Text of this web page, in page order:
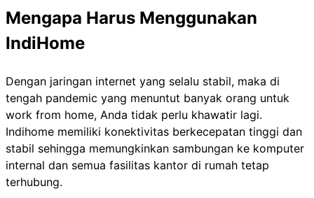
Mengapa Harus Menggunakan
IndiHome
Dengan jaringan internet yang selalu stabil, maka di
tengah pandemic yang menuntut banyak orang untuk
work from home, Anda tidak perlu khawatir lagi.
Indihome memiliki konektivitas berkecepatan tinggi dan
stabil sehingga memungkinkan sambungan ke komputer
internal dan semua fasilitas kantor di rumah tetap
terhubung.